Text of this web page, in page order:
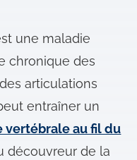
une maladie
chronique des
articulations
entraîner un
vertébrale au fil du
découvreur de la